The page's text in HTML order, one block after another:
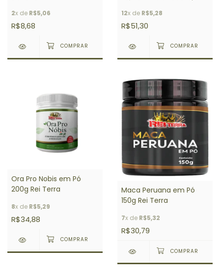
2x de R$5,06
R$8,68
12x de R$5,28
R$51,30
Ora Pro Nobis em Pó
200g Rei Terra
8x de R$5,29
R$34,88
Maca Peruana em Pó
150g Rei Terra
7x de R$5,32
R$30,79